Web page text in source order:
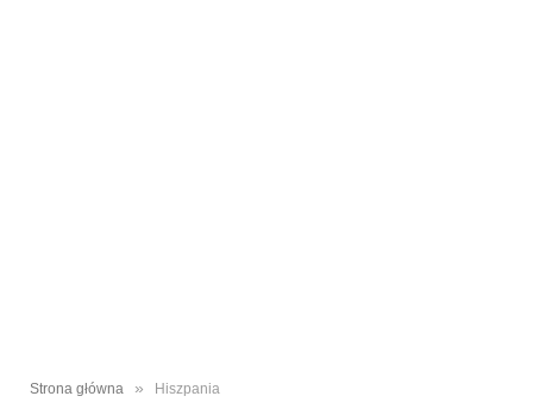
Strona główna » Hiszpania